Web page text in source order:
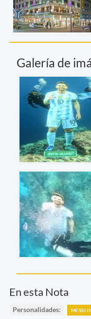
Galería de
En esta Nota
Personalidades: MESSI